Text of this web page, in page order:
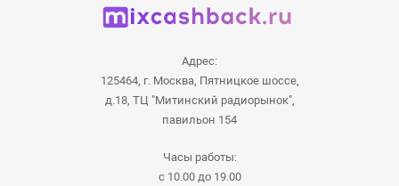
Адрес:
125464, г. Москва, Пятницкое шоссе,
д.18, ТЦ "Митинский радиорынок",
павильон 154
Часы работы:
с 10.00 до 19.00